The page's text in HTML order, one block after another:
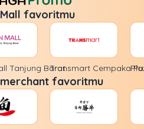
favoritmu
Tanjung BaratTransmart Cempaka
favoritmu